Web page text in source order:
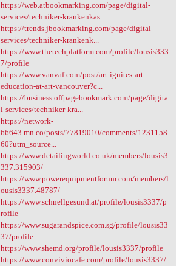
https://web.atbookmarking.com/page/digital-
services/techniker-krankenkas...
https://trends.jbookmarking.com/page/digital-
services/techniker-krankenk...
https://www.thetechplatform.com/profile/lousis333
7/profile
https://www.vanvaf.com/post/art-ignites-art-
education-at-art-vancouver?c...
https://business.offpagebookmark.com/page/digita
l-services/techniker-kra...
https://network-
66643.mn.co/posts/77819010/comments/1231158
60?utm_source...
https://www.detailingworld.co.uk/members/lousis3
337.315903/
https://www.powerequipmentforum.com/members/l
ousis3337.48787/
https://www.schnellgesund.at/profile/lousis3337/p
rofile
https://www.sugarandspice.com.sg/profile/lousis33
37/profile
https://www.shemd.org/profile/lousis3337/profile
https://www.conviviocafe.com/profile/lousis3337/